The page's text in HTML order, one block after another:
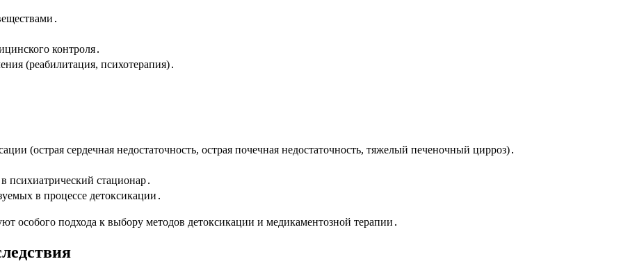
контроля․
(реабилитация, психотерапия)․
(острая сердечная недостаточность, острая почечная недостаточность, тяжелый печеночный цирроз)․
психиатрический стационар․
в процессе детоксикации․
особого подхода к выбору методов детоксикации и медикаментозной терапии․